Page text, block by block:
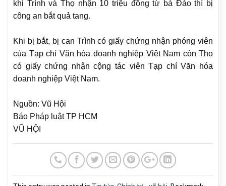
khi Trình và Thọ nhận 10 triệu đồng từ bà Đào thì bị
công an bắt quả tang.
Khi bị bắt, bị can Trình có giấy chứng nhận phóng viên
của Tạp chí Văn hóa doanh nghiệp Việt Nam còn Thọ
có giấy chứng nhận cộng tác viên Tạp chí Văn hóa
doanh nghiệp Việt Nam.
Nguồn: Vũ Hội
Báo Pháp luật TP HCM
VŨ HỘI